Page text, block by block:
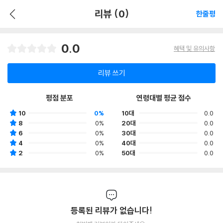
리뷰 (0) 한줄평
0.0 혜택 및 유의사항
리뷰 쓰기
평점 분포
10
0%
8
0%
6
0%
4
0%
2
0%
연령대별 평균 점수
10대
0.0
20대
0.0
30대
0.0
40대
0.0
50대
0.0
등록된 리뷰가 없습니다!